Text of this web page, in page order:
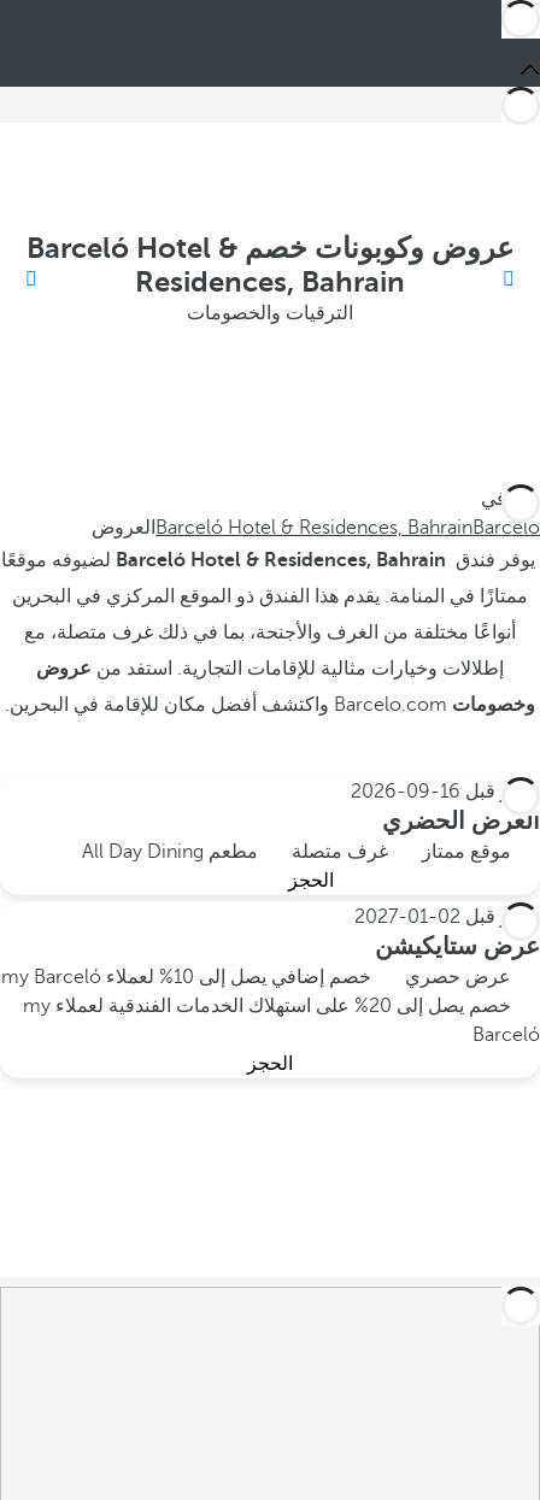
عروض وكوبونات خصم Barceló Hotel &
Residences, Bahrain
الترقيات والخصومات
أنت في
Barceló
Barceló Hotel & Residences, Bahrain العروض
يوفر فندق
لضيوفه موقعًا
ممتازًا في المنامة. يقدم هذا الفندق ذو الموقع المركزي في البحرين
أنواعًا مختلفة من الغرف والأجنحة، بما في ذلك غرف متصلة، مع
إطلالات وخيارات مثالية للإقامات التجارية. استفد من عروض
وخصومات
احجز قبل 16-09-2026
العرض الحضري
موقع ممتاز غرف متصلة
مطعم All Day Dining
الحجز
احجز قبل 02-01-2027
عرض ستايكيشن
عرض حصري
خصم إضافي يصل إلى 10% لعملاء my Barceló
خصم يصل إلى 20% على استهلاك الخدمات الفندقية لعملاء my
Barceló
الحجز